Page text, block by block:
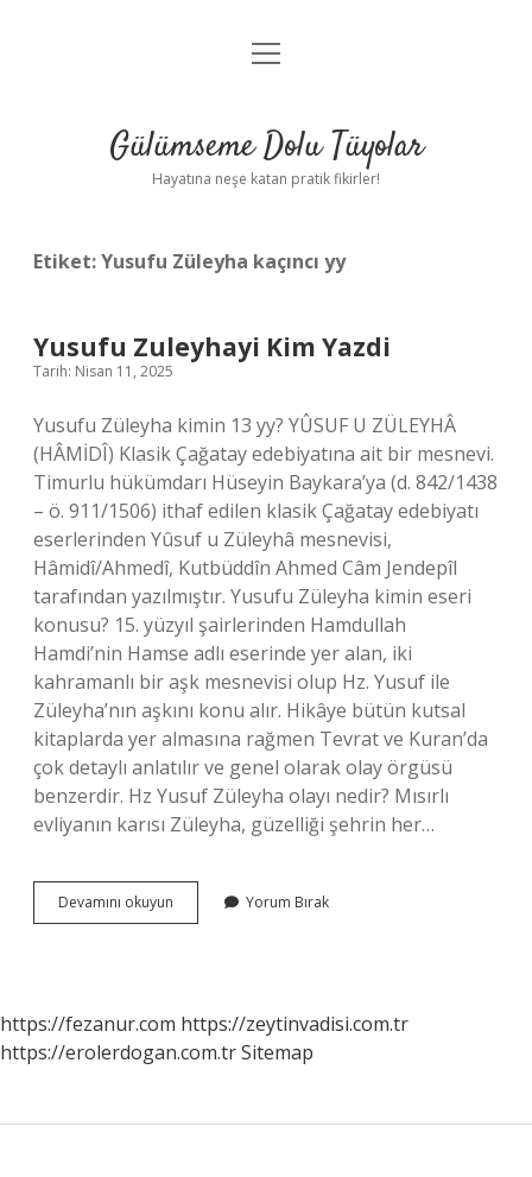
Anasayfa
Yasal Uyarı
menüyü
Gülümseme Dolu Tüyolar
Hayatına neşe katan pratik fikirler!
Etiket:Yusufu Züleyha kaçıncı yy
Yusufu Zuleyhayi Kim Yazdi
Tarih: Nisan 11, 2025
Yusufu Züleyha kimin 13 yy? YÛSUF U ZÜLEYHÂ
(HÂMİDÎ) Klasik Çağatay edebiyatına ait bir mesnevi.
Timurlu hükümdarı Hüseyin Baykara’ya (d. 842/1438
– ö. 911/1506) ithaf edilen klasik Çağatay edebiyatı
eserlerinden Yûsuf u Züleyhâ mesnevisi,
Hâmidî/Ahmedî, Kutbüddîn Ahmed Câm Jendepîl
tarafından yazılmıştır. Yusufu Züleyha kimin eseri
konusu? 15. yüzyıl şairlerinden Hamdullah
Hamdi’nin Hamse adlı eserinde yer alan, iki
kahramanlı bir aşk mesnevisi olup Hz. Yusuf ile
Züleyha’nın aşkını konu alır. Hikâye bütün kutsal
kitaplarda yer almasına rağmen Tevrat ve Kuran’da
çok detaylı anlatılır ve genel olarak olay örgüsü
benzerdir. Hz Yusuf Züleyha olayı nedir? Mısırlı
evliyanın karısı Züleyha, güzelliği şehrin her…
Devamını okuyun
Zuleyhayi
Yorum Bırak
https://fezanur.com https://zeytinvadisi.com.tr
https://erolerdogan.com.trSitemap